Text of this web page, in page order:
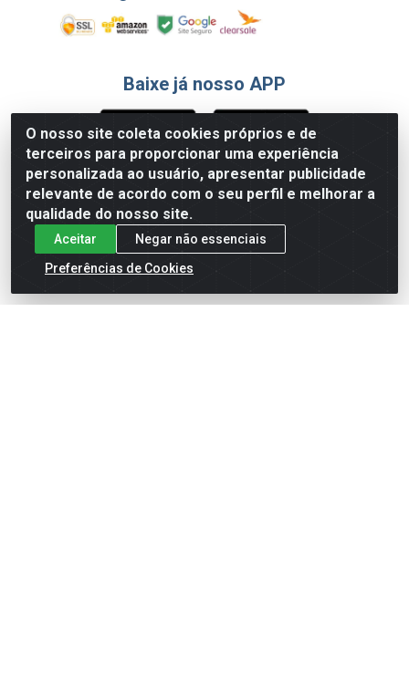
O nosso site coleta cookies próprios e de
terceiros para proporcionar uma experiência
personalizada ao usuário, apresentar publicidade
relevante de acordo com o seu perfil e melhorar a
qualidade do nosso site.
Aceitar
Negar não essenciais
Preferências de Cookies
Baixe já nosso APP
Formas de Pagamento